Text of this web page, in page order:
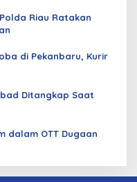
Riau Ratakan
di Pekanbaru, Kurir
Ditangkap Saat
dalam OTT Dugaan